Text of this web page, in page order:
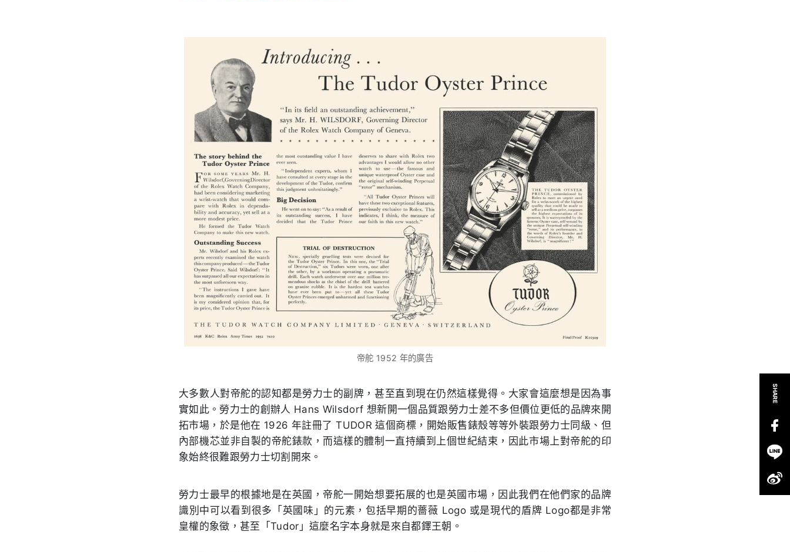
帝舵 1952 年的廣告
大多數人對帝舵的認知都是勞力士的副牌，甚至直到現在仍然這樣覺得。大家會這麼想是因為事
實如此。勞力士的創辦人 Hans Wilsdorf 想新開一個品質跟勞力士差不多但價位更低的品牌來開
拓市場，於是他在 1926 年註冊了 TUDOR 這個商標，開始販售錶殼等等外裝跟勞力士同級、但
內部機芯並非自製的帝舵錶款，而這樣的體制一直持續到上個世紀結束，因此市場上對帝舵的印
象始終很難跟勞力士切割開來。
勞力士最早的根據地是在英國，帝舵一開始想要拓展的也是英國市場，因此我們在他們家的品牌
識別中可以看到很多「英國味」的元素，包括早期的薔薇 Logo 或是現代的盾牌 Logo都是非常
皇權的象徵，甚至「Tudor」這麼名字本身就是來自都鐸王朝。
SHARE